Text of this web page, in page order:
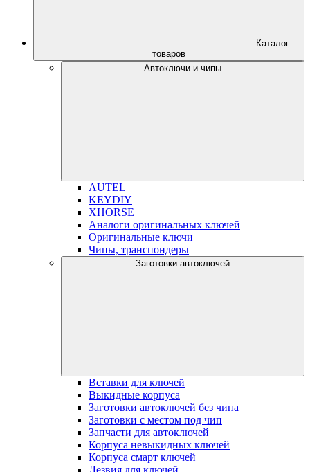
Каталог
товаров
Автоключи и чипы
AUTEL
KEYDIY
XHORSE
Аналоги оригинальных ключей
Оригинальные ключи
Чипы, транспондеры
Заготовки автоключей
Вставки для ключей
Выкидные корпуса
Заготовки автоключей без чипа
Заготовки с местом под чип
Запчасти для автоключей
Корпуса невыкидных ключей
Корпуса смарт ключей
Лезвия для ключей